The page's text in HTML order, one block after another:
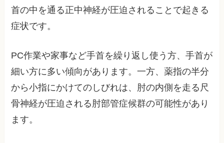
首の中を通る正中神経が圧迫されることで起きる
症状です。
PC作業や家事など手首を繰り返し使う方、手首が
細い方に多い傾向があります。一方、薬指の半分
から小指にかけてのしびれは、肘の内側を走る尺
骨神経が圧迫される肘部管症候群の可能性があり
ます。